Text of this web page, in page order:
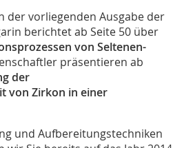
der vorliegenden Ausgabe der
berichtet ab Seite 50 über
von Seltenen-
präsentieren ab
der
von Zirkon in einer
und Aufbereitungstechniken